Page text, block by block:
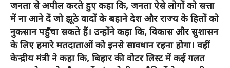
जनता से अपील करते हुए कहा कि, जनता ऐसे लोगों को सत्ता
में ना आने दें जो झूठे वादों के बहाने देश और राज्य के हितों को
नुकसान पहुँचा सकते हैं। उन्होंने कहा कि, विकास और सुशासन
के लिए हमारे मतदाताओं को इनसे सावधान रहना होगा। वहीं
केन्द्रीय मंत्री ने कहा कि, बिहार की वोटर लिस्ट में कई गलत